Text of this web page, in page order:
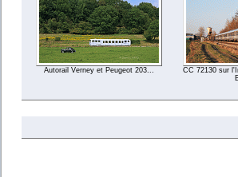
Autorail Verney et Peugeot 203...
CC 72130 sur